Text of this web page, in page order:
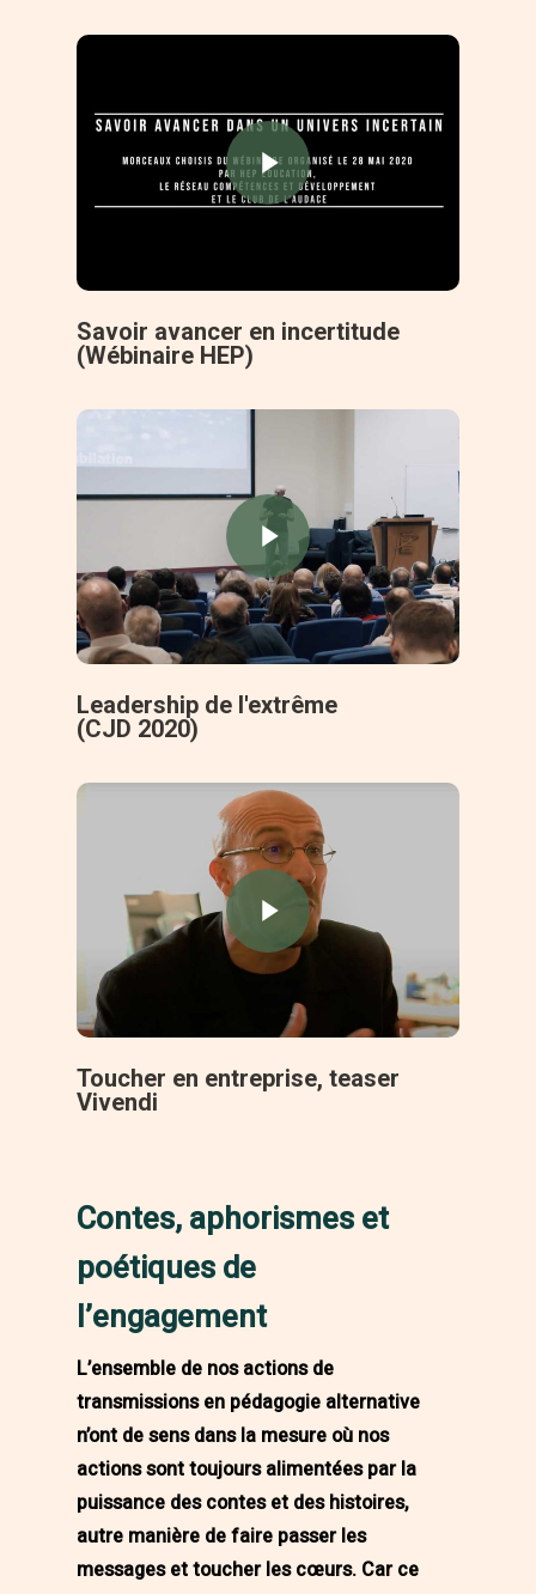
Savoir avancer en incertitude
(Wébinaire HEP)
Leadership de l'extrême
(CJD 2020)
Toucher en entreprise, teaser
Vivendi
Contes, aphorismes et
poétiques de
l’engagement
L’ensemble de nos actions de
transmissions en pédagogie alternative
n’ont de sens dans la mesure où nos
actions sont toujours alimentées par la
puissance des contes et des histoires,
autre manière de faire passer les
messages et toucher les cœurs. Car ce